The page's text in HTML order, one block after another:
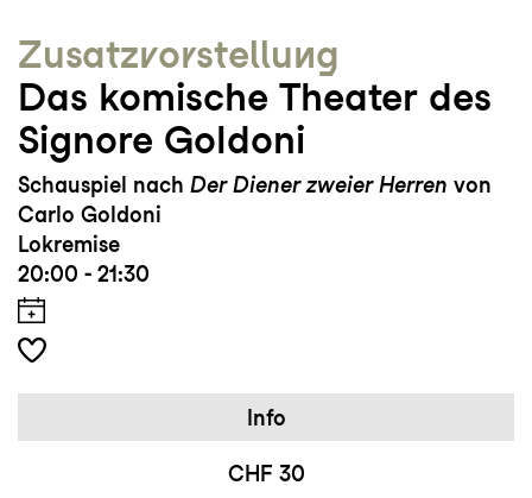
Zusatz­vorstellung
Das komische Theater des
Signore Goldoni
Schauspiel nach Der Diener zweier Herren von
Carlo Goldoni
Lokremise
20:00 - 21:30
Info
CHF 30